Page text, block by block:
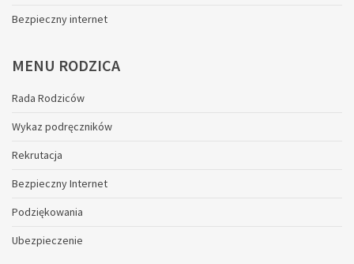
Bezpieczny internet
MENU RODZICA
Rada Rodziców
Wykaz podręczników
Rekrutacja
Bezpieczny Internet
Podziękowania
Ubezpieczenie